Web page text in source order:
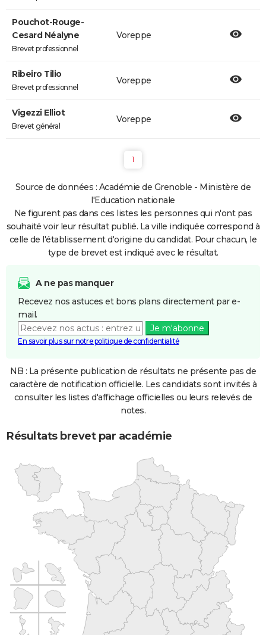
Pouchot-Rouge-
Cesard Néalyne
Brevet professionnel
Voreppe
Ribeiro Tilio
Brevet professionnel
Voreppe
Vigezzi Elliot
Brevet général
Voreppe
1
Source de données : Académie de Grenoble - Ministère de
l'Education nationale
Ne figurent pas dans ces listes les personnes qui n'ont pas
souhaité voir leur résultat publié. La ville indiquée correspond à
celle de l'établissement d'origine du candidat. Pour chacun, le
type de brevet est indiqué avec le résultat.
A ne pas manquer
Recevez nos astuces et bons plans directement par e-
mail.
Je m'abonne
En savoir plus sur notre politique de confidentialité
NB : La présente publication de résultats ne présente pas de
caractère de notification officielle. Les candidats sont invités à
consulter les listes d'affichage officielles ou leurs relevés de
notes.
Résultats brevet par académie